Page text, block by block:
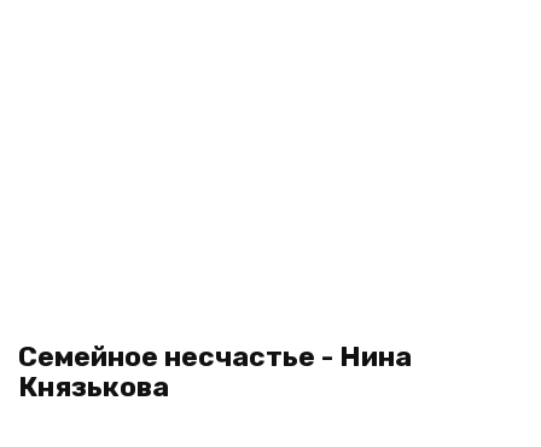
Семейное несчастье - Нина
Князькова